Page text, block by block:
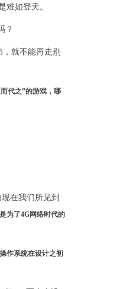
难如登天。
？
就不能再走别
代之”的游戏，哪
在我们所见到
为了4G网络时代的
作系统在设计之初